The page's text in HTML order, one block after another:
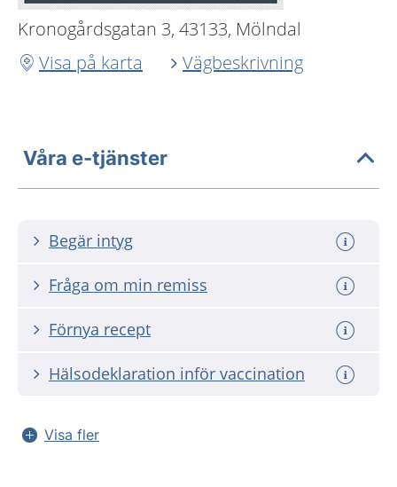
Kronogårdsgatan 3, 43133, Mölndal
Visa på karta
Vägbeskrivning
Våra e-tjänster
Begär intyg
Fråga om min remiss
Förnya recept
Hälsodeklaration inför vaccination
Visa fler